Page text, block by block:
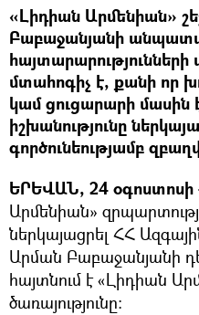
«Լիդիան Արմենիան»
Բաբաջանյանի
մտահոգիչ է, քանի որ
կամ ցուցարարի մասին
իշխանությունը
գործունեությամբ
ԵՐԵՎԱՆ, 24 օգոստոսի
Արմենիան»
ներկայացրել ՀՀ
Արման Բաբաջանյանի
հայտնում է «Լիդիան
ծառայությունը։